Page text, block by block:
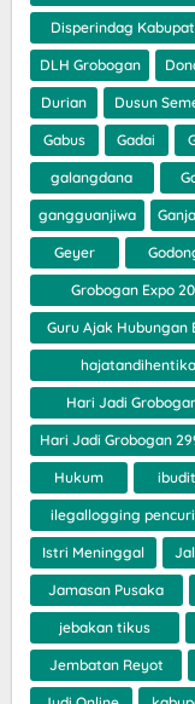
Disperindag
DLH Grobogan
Durian Dusun
Gabus Gadai
galangdana
gangguanjiwa Ganja
Geyer
Grobogan Expo
Guru Ajak Hubungan
Hari Jadi
Hari Jadi Grobogan
Hukum
ilegallogging
Istri Meninggal
Jamasan Pusaka
jebakan tikus
Jembatan Reyot